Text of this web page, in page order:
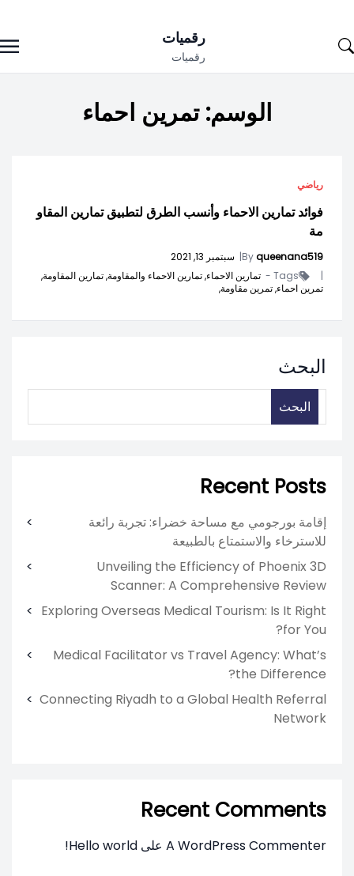
to
رقميات
رقميات
الوسم:تمرين احماء
رياضي
فوائد تمارين الاحماء وأنسب الطرق لتطبيق تمارين المقاو
مة
Byqueenana519
| سبتمبر 13, 2021
|
Tags - تمارين الاحماء,تمارين الاحماء والمقاومة,تمارين المقاومة,
تمرين احماء,تمرين مقاومة,
البحث
البحث
Recent Posts
إقامة بورجومي مع مساحة خضراء: تجربة رائعة
للاسترخاء والاستمتاع بالطبيعة
Unveiling the Efficiency of Phoenix 3D
Scanner: A Comprehensive Review
Exploring Overseas Medical Tourism: Is It Right
for You?
Medical Facilitator vs Travel Agency: What’s
the Difference?
Connecting Riyadh to a Global Health Referral
Network
Recent Comments
A WordPress Commenter على Hello world!